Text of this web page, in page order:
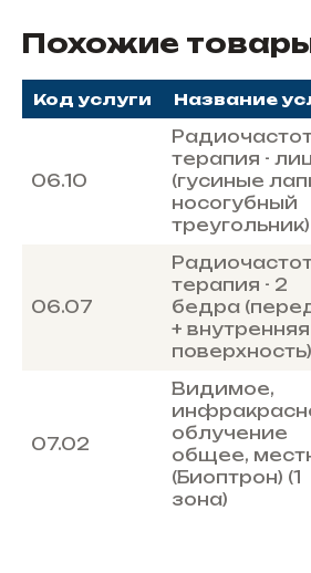
Похожие
Код услуги Название
06.10
терапия -
(гусиные
носогубный
треугольник)
06.07
терапия - 2
бедра
+ внутренняя
поверхность)
07.02
Видимое,
облучение
общее,
(Биоптрон) (1
зона)